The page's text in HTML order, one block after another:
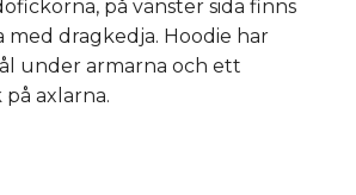
på vänster sida finns
med dragkedja. Hoodie har
under armarna och ett
axlarna.